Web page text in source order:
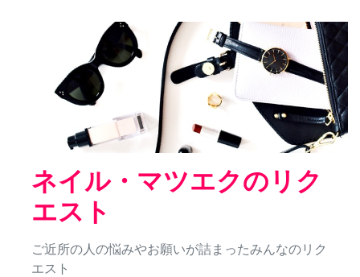
ネイル・マツエクのリク
エスト
ご近所の人の悩みやお願いが詰まったみんなのリク
エスト